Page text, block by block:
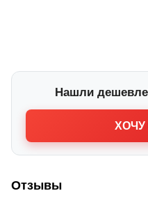
Нашли
ХОЧУ
Отзывы